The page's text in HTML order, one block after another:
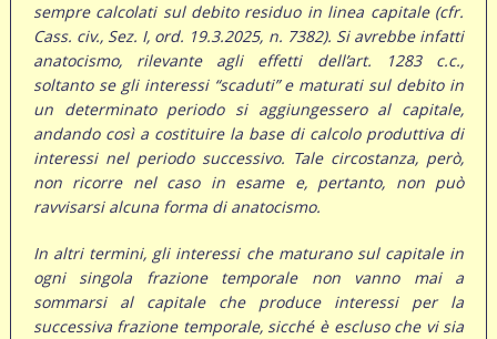
sempre calcolati sul debito residuo in linea capitale (cfr.
Cass. civ., Sez. I, ord. 19.3.2025, n. 7382). Si avrebbe infatti
anatocismo, rilevante agli effetti dell’art. 1283 c.c.,
soltanto se gli interessi “scaduti” e maturati sul debito in
un determinato periodo si aggiungessero al capitale,
andando così a costituire la base di calcolo produttiva di
interessi nel periodo successivo. Tale circostanza, però,
non ricorre nel caso in esame e, pertanto, non può
ravvisarsi alcuna forma di anatocismo.
In altri termini, gli interessi che maturano sul capitale in
ogni singola frazione temporale non vanno mai a
sommarsi al capitale che produce interessi per la
successiva frazione temporale, sicché è escluso che vi sia